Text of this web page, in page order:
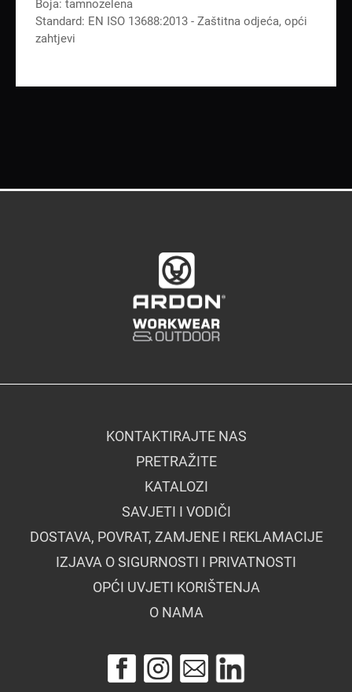
Boja: tamnozelena
Standard: EN ISO 13688:2013 - Zaštitna odjeća, opći
zahtjevi
KONTAKTIRAJTE NAS
PRETRAŽITE
KATALOZI
SAVJETI I VODIČI
DOSTAVA, POVRAT, ZAMJENE I REKLAMACIJE
IZJAVA O SIGURNOSTI I PRIVATNOSTI
OPĆI UVJETI KORIŠTENJA
O NAMA